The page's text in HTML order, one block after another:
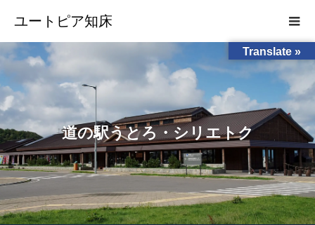
ユートピア知床
道の駅うとろ・シリエトク
Translate »